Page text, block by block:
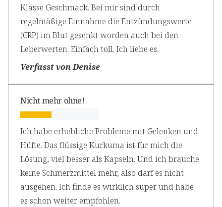
Klasse Geschmack. Bei mir sind durch
regelmäßige Einnahme die Entzündungswerte
(CRP) im Blut gesenkt worden auch bei den
Leberwerten. Einfach toll. Ich liebe es.
Verfasst von Denise
Nicht mehr ohne!
Ich habe erhebliche Probleme mit Gelenken und
Hüfte. Das flüssige Kurkuma ist für mich die
Lösung, viel besser als Kapseln. Und ich brauche
keine Schmerzmittel mehr, also darf es nicht
ausgehen. Ich finde es wirklich super und habe
es schon weiter empfohlen.